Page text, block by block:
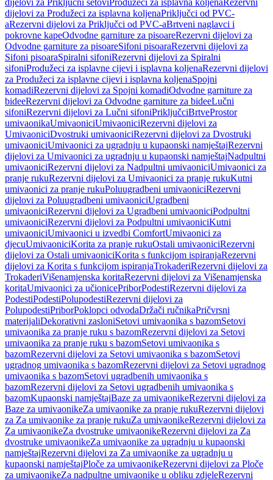
dijelovi za Priključni setoviProdužeci za isplavna koljenaRezervni
dijelovi za Produžeci za isplavna koljenaPriključci od PVC-
aRezervni dijelovi za Priključci od PVC-aBrtveni naglavci i
pokrovne kapeOdvodne garniture za pisoareRezervni dijelovi za
Odvodne garniture za pisoareSifoni pisoaraRezervni dijelovi za
Sifoni pisoaraSpiralni sifoniRezervni dijelovi za Spiralni
sifoniProdužeci za isplavne cijevi i isplavna koljenaRezervni dijelovi
za Produžeci za isplavne cijevi i isplavna koljenaSpojni
komadiRezervni dijelovi za Spojni komadiOdvodne garniture za
bideeRezervni dijelovi za Odvodne garniture za bideeLučni
sifoniRezervni dijelovi za Lučni sifoniPriključciBrtveProstor
umivaonikaUmivaoniciUmivaoniciRezervni dijelovi za
UmivaoniciDvostruki umivaoniciRezervni dijelovi za Dvostruki
umivaoniciUmivaonici za ugradnju u kupaonski namještajRezervni
dijelovi za Umivaonici za ugradnju u kupaonski namještajNadpultni
umivaoniciRezervni dijelovi za Nadpultni umivaoniciUmivaonici za
pranje rukuRezervni dijelovi za Umivaonici za pranje rukuKutni
umivaonici za pranje rukuPoluugradbeni umivaoniciRezervni
dijelovi za Poluugradbeni umivaoniciUgradbeni
umivaoniciRezervni dijelovi za Ugradbeni umivaoniciPodpultni
umivaoniciRezervni dijelovi za Podpultni umivaoniciKutni
umivaoniciUmivaonici u izvedbi ComfortUmivaonici za
djecuUmivaoniciKorita za pranje rukuOstali umivaoniciRezervni
dijelovi za Ostali umivaoniciKorita s funkcijom ispiranjaRezervni
dijelovi za Korita s funkcijom ispiranjaTrokaderiRezervni dijelovi za
TrokaderiVišenamjenska koritaRezervni dijelovi za Višenamjenska
koritaUmivaonici za učionicePriborPodestiRezervni dijelovi za
PodestiPodestiPolupodestiRezervni dijelovi za
PolupodestiPriborPoklopci odvodaDržači ručnikaPričvrsni
materijaliDekorativni zasloniSetovi umivaonika s bazomSetovi
umivaonika za pranje ruku s bazomRezervni dijelovi za Setovi
umivaonika za pranje ruku s bazomSetovi umivaonika s
bazomRezervni dijelovi za Setovi umivaonika s bazomSetovi
ugradnog umivaonika s bazomRezervni dijelovi za Setovi ugradnog
umivaonika s bazomSetovi ugradbenih umivaonika s
bazomRezervni dijelovi za Setovi ugradbenih umivaonika s
bazomKupaonski namještajBaze za umivaonikeRezervni dijelovi za
Baze za umivaonikeZa umivaonike za pranje rukuRezervni dijelovi
za Za umivaonike za pranje rukuZa umivaonikeRezervni dijelovi za
Za umivaonikeZa dvostruke umivaonikeRezervni dijelovi za Za
dvostruke umivaonikeZa umivaonike za ugradnju u kupaonski
namještajRezervni dijelovi za Za umivaonike za ugradnju u
kupaonski namještajPloče za umivaonikeRezervni dijelovi za Ploče
za umivaonikeZa nadpultne umivaonike u obliku zdjeleRezervni